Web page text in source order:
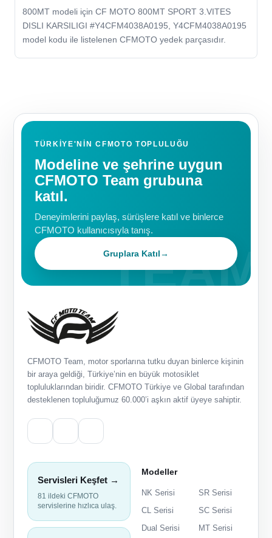
800MT modeli için CF MOTO 800MT SPORT 3.VITES
DISLI KARSILIGI #Y4CFM4038A0195, Y4CFM4038A0195
model kodu ile listelenen CFMOTO yedek parçasıdır.
TÜRKIYE'NIN CFMOTO TOPLULUĞU
Modeline ve şehrine uygun
CFMOTO Team grubuna
katıl.
Deneyimlerini paylaş, sürüşlere katıl ve binlerce
CFMOTO kullanıcısıyla tanış.
Gruplara Katıl→
CFMOTO Team, motor sporlarına tutku duyan binlerce kişinin
bir araya geldiği, Türkiye’nin en büyük motosiklet
topluluklarından biridir. CFMOTO Türkiye ve Global tarafından
desteklenen topluluğumuz 60.000’i aşkın aktif üyeye sahiptir.
Servisleri Keşfet →
81 ildeki CFMOTO
servislerine hızlıca ulaş.
Modeller
NK Serisi
SR Serisi
CL Serisi
SC Serisi
Dual Serisi
MT Serisi